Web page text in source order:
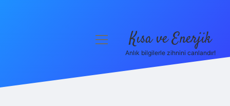
menüyü
Kısa ve Enerjik
Anlık bilgilerle zihnini canlandır!